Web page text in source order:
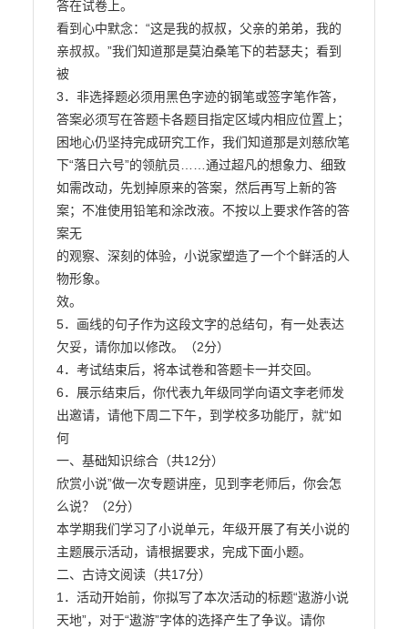
答在试卷上。
看到心中默念：“这是我的叔叔，父亲的弟弟，我的
亲叔叔。”我们知道那是莫泊桑笔下的若瑟夫；看到
被
3．非选择题必须用黑色字迹的钢笔或签字笔作答，
答案必须写在答题卡各题目指定区域内相应位置上；
困地心仍坚持完成研究工作，我们知道那是刘慈欣笔
下“落日六号”的领航员……通过超凡的想象力、细致
如需改动，先划掉原来的答案，然后再写上新的答
案；不准使用铅笔和涂改液。不按以上要求作答的答
案无
的观察、深刻的体验，小说家塑造了一个个鲜活的人
物形象。
效。
5．画线的句子作为这段文字的总结句，有一处表达
欠妥，请你加以修改。（2分）
4．考试结束后，将本试卷和答题卡一并交回。
6．展示结束后，你代表九年级同学向语文李老师发
出邀请，请他下周二下午，到学校多功能厅，就“如
何
一、基础知识综合（共12分）
欣赏小说”做一次专题讲座，见到李老师后，你会怎
么说？（2分）
本学期我们学习了小说单元，年级开展了有关小说的
主题展示活动，请根据要求，完成下面小题。
二、古诗文阅读（共17分）
1．活动开始前，你拟写了本次活动的标题“遨游小说
天地”，对于“遨游”字体的选择产生了争议。请你